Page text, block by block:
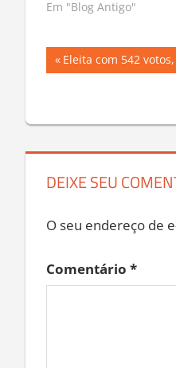
Em "Blog Antigo"
Navegação
Post
Previous
Eleita com 542
DEIXE SEU
O seu endereço de
Comentário